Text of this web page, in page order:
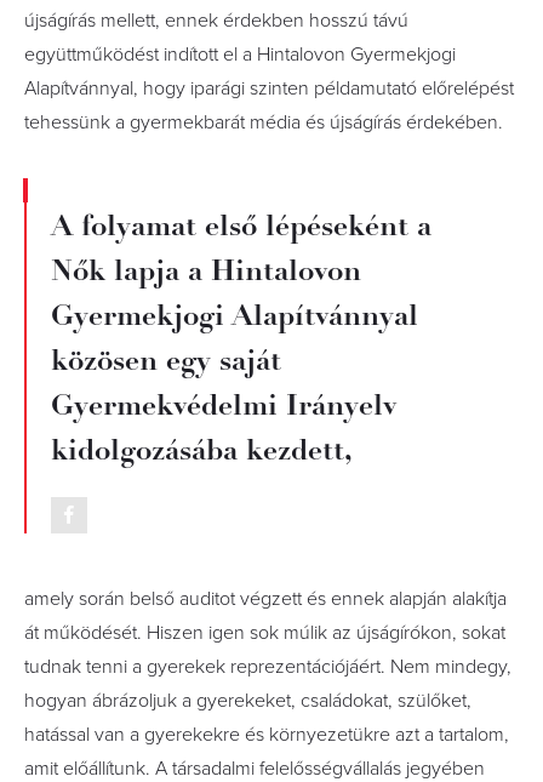
újságírás mellett, ennek érdekben hosszú távú
együttműködést indított el a Hintalovon Gyermekjogi
Alapítvánnyal, hogy iparági szinten példamutató előrelépést
tehessünk a gyermekbarát média és újságírás érdekében.
A folyamat első lépéseként a
Nők lapja a Hintalovon
Gyermekjogi Alapítvánnyal
közösen egy saját
Gyermekvédelmi Irányelv
kidolgozásába kezdett,
amely során belső auditot végzett és ennek alapján alakítja
át működését. Hiszen igen sok múlik az újságírókon, sokat
tudnak tenni a gyerekek reprezentációjáért. Nem mindegy,
hogyan ábrázoljuk a gyerekeket, családokat, szülőket,
hatással van a gyerekekre és környezetükre azt a tartalom,
amit előállítunk. A társadalmi felelősségvállalás jegyében